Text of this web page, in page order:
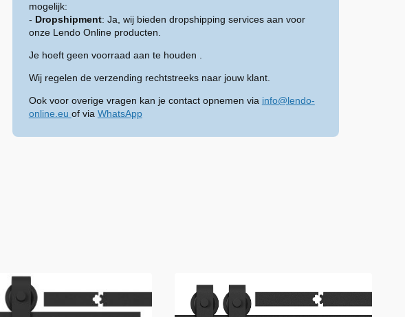
mogelijk:
- Dropshipment: Ja, wij bieden dropshipping services aan voor
onze Lendo Online producten.
Je hoeft geen voorraad aan te houden .
Wij regelen de verzending rechtstreeks naar jouw klant.
Ook voor overige vragen kan je contact opnemen via info@lendo-
online.eu of via WhatsApp